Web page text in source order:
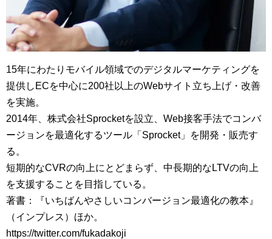
15年にわたりモバイル領域でのデジタルマーケティングを
提供しECを中心に200社以上のWebサイト立ち上げ・改善
を実施。
2014年、株式会社Sprocketを設立、Web接客手法でコンバ
ージョンを最適化するツール「Sprocket」を開発・販売す
る。
短期的なCVRの向上にとどまらず、中長期的なLTVの向上
を支援することを目指している。
著書：『いちばんやさしいコンバージョン最適化の教本』
（インプレス）ほか。
https://twitter.com/fukadakoji